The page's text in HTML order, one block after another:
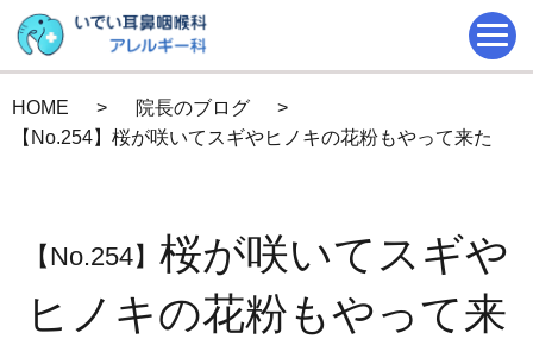
HOME
院長のブログ
【No.254】桜が咲いてスギやヒノキの花粉もやって来た
【No.254】 桜が咲いてスギや
ヒノキの花粉もやって来